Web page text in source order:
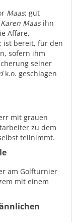
Maas; gut
Karen Maasihn
Affäre,
ist bereit, für den
sofern ihm
seiner
k.o. geschlagen
mit grauen
zu dem
teilnimmt.
am Golfturnier
mit einem